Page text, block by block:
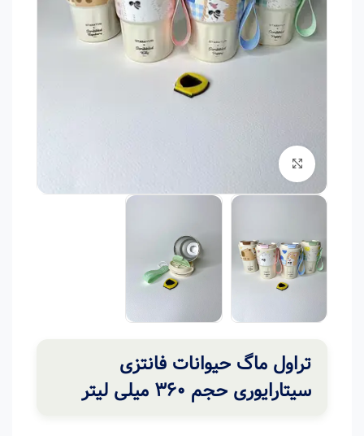
برای بزرگنمایی کلیک کنید
تراول ماگ حیوانات فانتزی
سیتارایوری حجم 360 میلی لیتر